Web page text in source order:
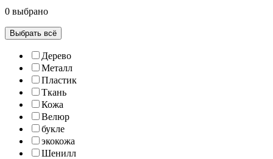
0 выбрано
Выбрать всё
Дерево
Металл
Пластик
Ткань
Кожа
Велюр
букле
экокожа
Шенилл